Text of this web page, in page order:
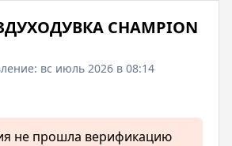
CHAMPION
вс июль 2026 в 08:14
не прошла верификацию